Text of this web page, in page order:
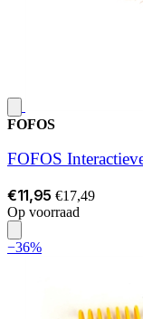
FOFOS
FOFOS
€11,95 €17,49
Op voorraad
−36%